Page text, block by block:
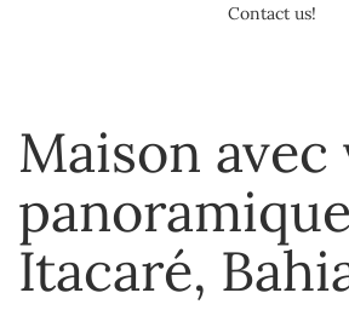
Maison avec
Itacaré,
Contact us!